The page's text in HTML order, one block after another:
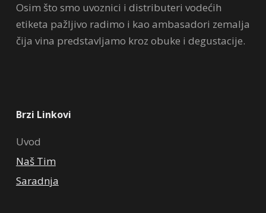
Osim što smo uvoznici i distributeri vodećih
etiketa pažljivo radimo i kao ambasadori zemalja
čija vina predstavljamo kroz obuke i degustacije.
Brzi Linkovi
Uvod
Naš Tim
Saradnja